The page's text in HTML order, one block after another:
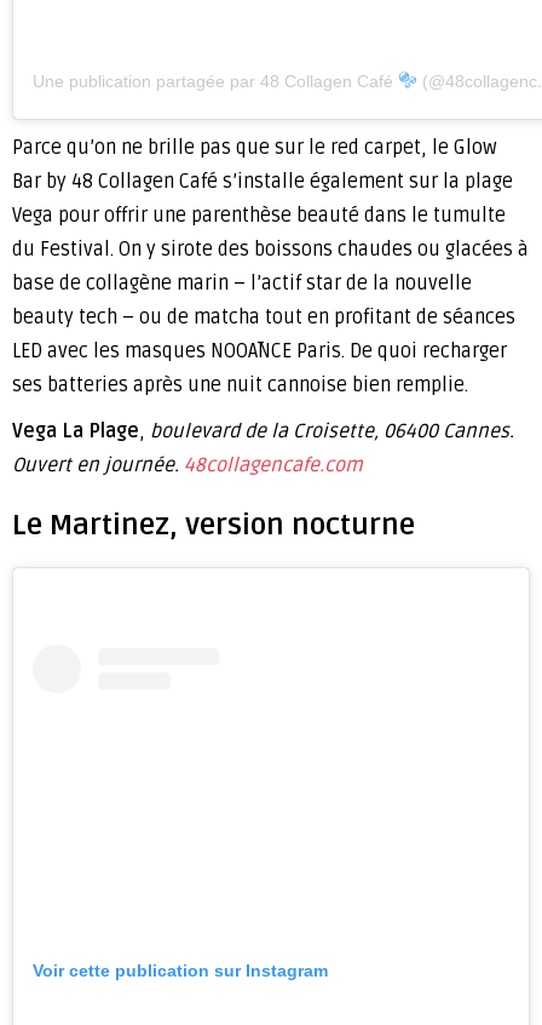
Une publication partagée par 48 Collagen Café (@48collagencafe)
Parce qu’on ne brille pas que sur le red carpet, le Glow
Bar by 48 Collagen Café s’installe également sur la plage
Vega pour offrir une parenthèse beauté dans le tumulte
du Festival. On y sirote des boissons chaudes ou glacées à
base de collagène marin – l’actif star de la nouvelle
beauty tech – ou de matcha tout en profitant de séances
LED avec les masques NOOĀNCE Paris. De quoi recharger
ses batteries après une nuit cannoise bien remplie.
Vega La Plage, boulevard de la Croisette, 06400 Cannes.
Ouvert en journée. 48collagencafe.com
Le Martinez, version nocturne
Voir cette publication sur Instagram